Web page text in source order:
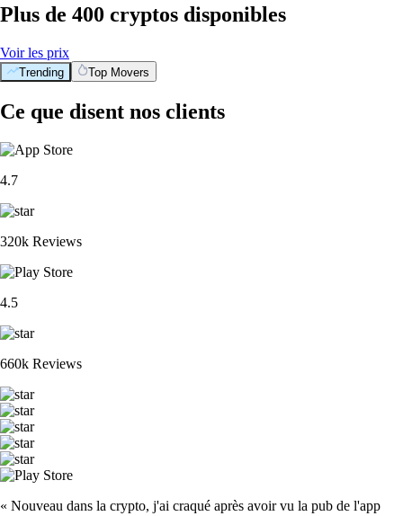
Plus de 400 cryptos disponibles
Voir les prix
Trending Top Movers
Ce que disent nos clients
4.7
320k Reviews
4.5
660k Reviews
« Nouveau dans la crypto, j'ai craqué après avoir vu la pub de l'app